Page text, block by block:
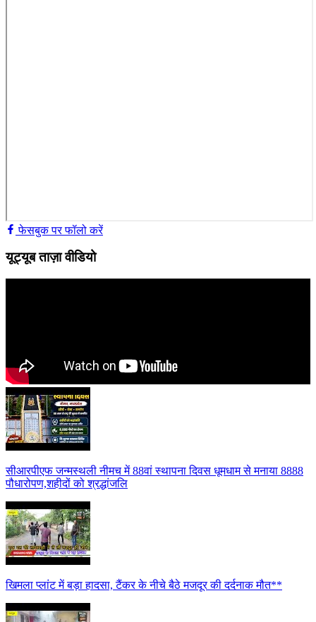
फेसबुक पर फॉलो करें
यूट्यूब ताज़ा वीडियो
सीआरपीएफ जन्मस्थली नीमच में 88वां स्थापना दिवस धूमधाम से मनाया 8888
पौधारोपण,शहीदों को श्रद्धांजलि
खिमला प्लांट में बड़ा हादसा, टैंकर के नीचे बैठे मजदूर की दर्दनाक मौत**